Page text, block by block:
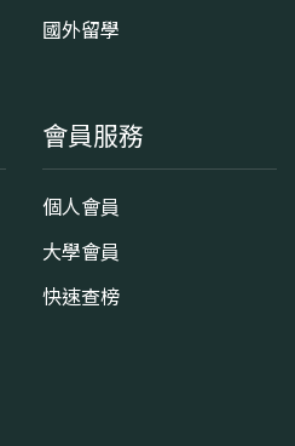
國外留學
會員服務
個人會員
大學會員
快速查榜